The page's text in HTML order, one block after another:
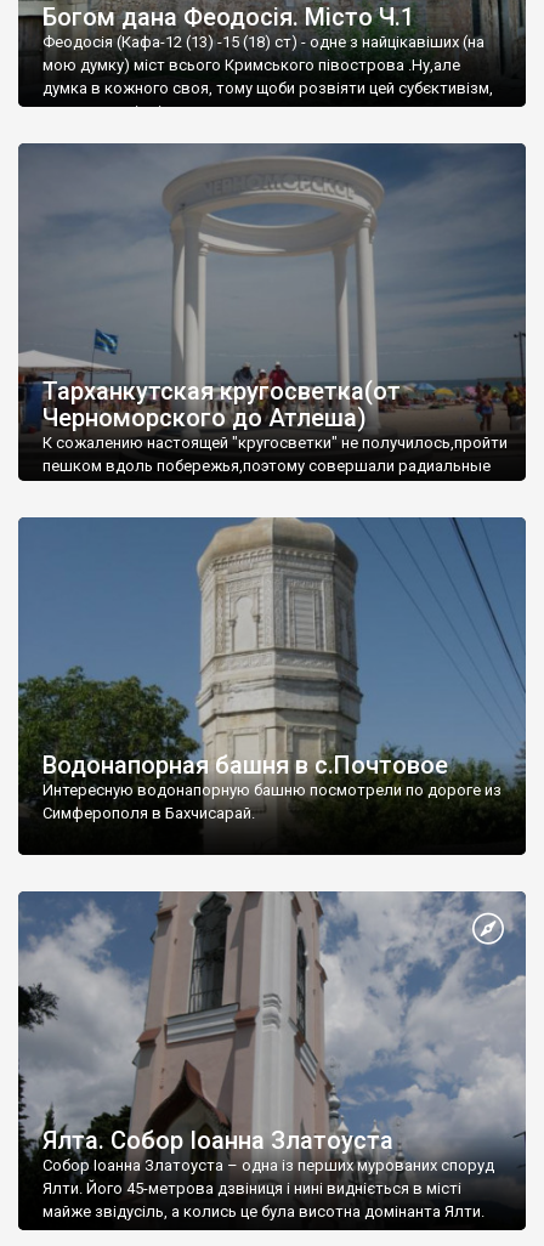
Богом дана Феодосія. Місто Ч.1
Феодосія (Кафа-12 (13) -15 (18) ст) - одне з найцікавіших (на
мою думку) міст всього Кримського півострова .Ну,але
думка в кожного своя, тому щоби розвіяти цей субєктивізм,
запрошую відвідати це
Тарханкутская кругосветка(от
Черноморского до Атлеша)
К сожалению настоящей "кругосветки" не получилось,пройти
пешком вдоль побережья,поэтому совершали радиальные
Водонапорная башня в с.Почтовое
Интересную водонапорную башню посмотрели по дороге из
Симферополя в Бахчисарай.
Ялта. Собор Іоанна Златоуста
Собор Іоанна Златоуста – одна із перших мурованих споруд
Ялти. Його 45-метрова дзвіниця і нині видніється в місті
майже звідусіль, а колись це була висотна домінанта Ялти.